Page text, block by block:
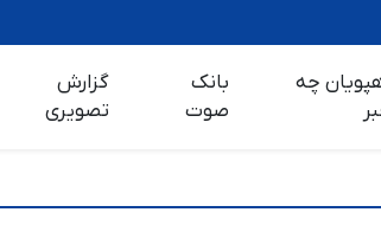
چه
بانک
صوت
گزارش
تصویری